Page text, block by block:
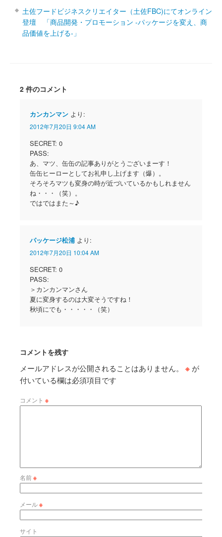
土佐フードビジネスクリエイター（土佐FBC)にてオンライン
登壇 「商品開発・プロモーション ‐パッケージを変え、商
品価値を上げる‐」
2 件のコメント
カンカンマン より:
2012年7月20日 9:04 AM
SECRET: 0
PASS:
あ、マツ、缶缶の記事ありがとうございまーす！
缶缶ヒーローとしてお礼申し上げます（爆）。
そろそろマツも変身の時が近づいているかもしれません
ね・・・（笑）。
ではではまた～♪
パッケージ松浦 より:
2012年7月20日 10:04 AM
SECRET: 0
PASS:
＞カンカンマンさん
夏に変身するのは大変そうですね！
秋頃にでも・・・・・（笑）
コメントを残す
メールアドレスが公開されることはありません。 ※ が
付いている欄は必須項目です
コメント ※
名前※
メール※
サイト